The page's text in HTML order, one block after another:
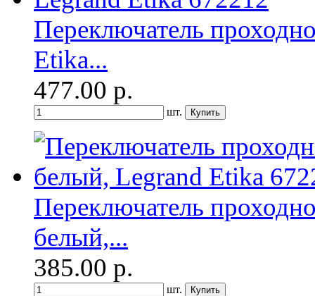
Переключатель
Etika...
477.00 р.
шт.
Переключатель
белый,...
385.00 р.
шт.